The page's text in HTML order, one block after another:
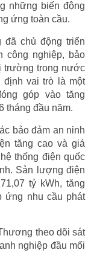
những biến động
ứng toàn cầu.
đã chủ động triển
công nghiệp, bảo
trường trong nước
định vai trò là một
góp vào tăng
tháng đầu năm.
bảo đảm an ninh
tăng cao và giá
thống điện quốc
Sản lượng điện
tỷ kWh, tăng
ứng nhu cầu phát
theo dõi sát
nghiệp đầu mối